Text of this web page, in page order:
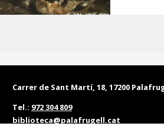
Carrer de Sant Martí, 18,
Tel.: 972 304 809
biblioteca@palafrugell.cat